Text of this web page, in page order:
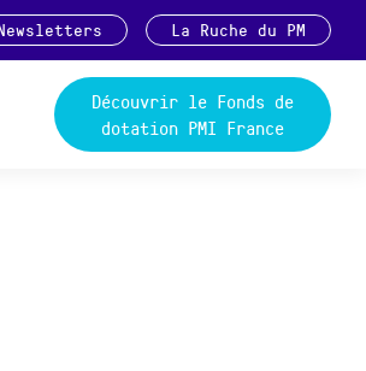
La Ruche du PM
Découvrir le Fonds de
dotation PMI France